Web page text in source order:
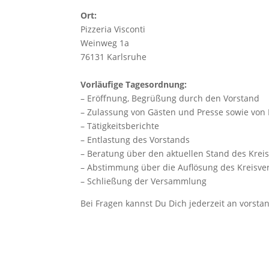
Ort:
Pizzeria Visconti
Weinweg 1a
76131 Karlsruhe
Vorläufige Tagesordnung:
– Eröffnung, Begrüßung durch den Vorstand
– Zulassung von Gästen und Presse sowie
– Tätigkeitsberichte
– Entlastung des Vorstands
– Beratung über den aktuellen Stand des
– Abstimmung über die Auflösung des
– Schließung der Versammlung
Bei Fragen kannst Du Dich jederzeit an